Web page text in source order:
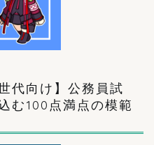
代向け】公務員試
む100点満点の模範